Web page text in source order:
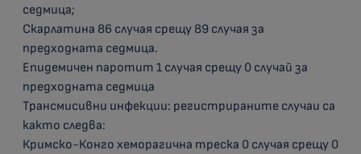
седмица;
Скарлатина 86 случая срещу 89 случая за
предходната седмица.
Епидемичен паротит 1 случая срещу 0 случай за
предходната седмица
Трансмисивни инфекции: регистрираните случаи са
както следва:
Кримско-Конго хеморагична треска 0 случая срещу 0